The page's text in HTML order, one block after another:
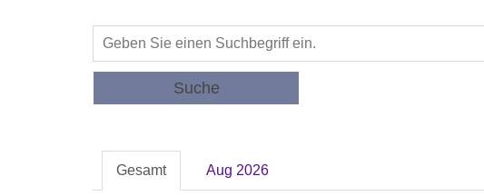
Suche
Gesamt Aug 2026